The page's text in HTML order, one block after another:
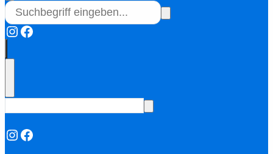
Instagram
Facebook
Instagram
Facebook